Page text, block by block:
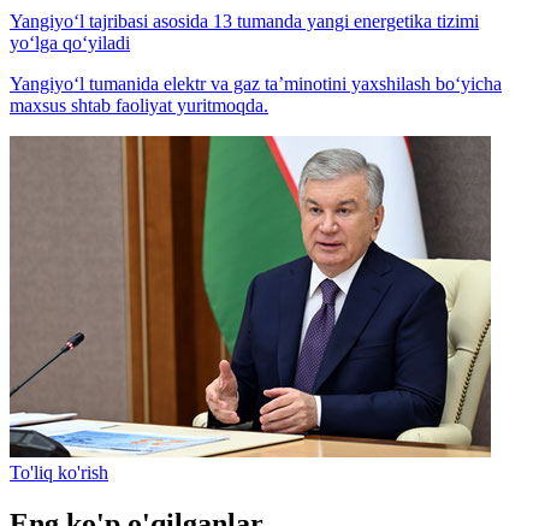
Yangiyo‘l tajribasi asosida 13 tumanda yangi energetika tizimi
yo‘lga qo‘yiladi
Yangiyo‘l tumanida elektr va gaz ta’minotini yaxshilash bo‘yicha
maxsus shtab faoliyat yuritmoqda.
To'liq ko'rish